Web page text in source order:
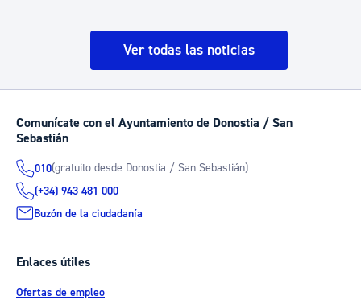
Ver todas las noticias
Comunícate con el Ayuntamiento de Donostia / San
Sebastián
010(gratuito desde Donostia / San Sebastián)
(+34) 943 481 000
Buzón de la ciudadanía
Enlaces útiles
Ofertas de empleo